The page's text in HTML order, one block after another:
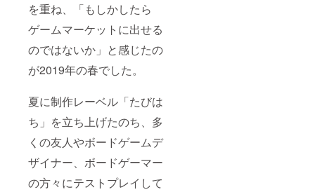
を重ね、「もしかしたら
ゲームマーケットに出せる
のではないか」と感じたの
が2019年の春でした。
夏に制作レーベル「たびは
ち」を立ち上げたのち、多
くの友人やボードゲームデ
ザイナー、ボードゲーマー
の方々にテストプレイして